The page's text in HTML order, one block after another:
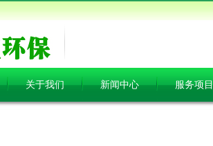
关于我们 新闻中心 服务项目